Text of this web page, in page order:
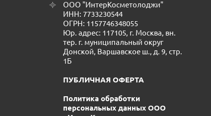
ООО "ИнтерКосметолоджи"
ИНН: 7733230544
ОГРН: 1157746348055
Юр. адрес: 117105, г. Москва, вн.
тер. г. муниципальный округ
Донской, Варшавское ш., д. 9, стр.
1Б
ПУБЛИЧНАЯ ОФЕРТА
Политика обработки
персональных данных ООО